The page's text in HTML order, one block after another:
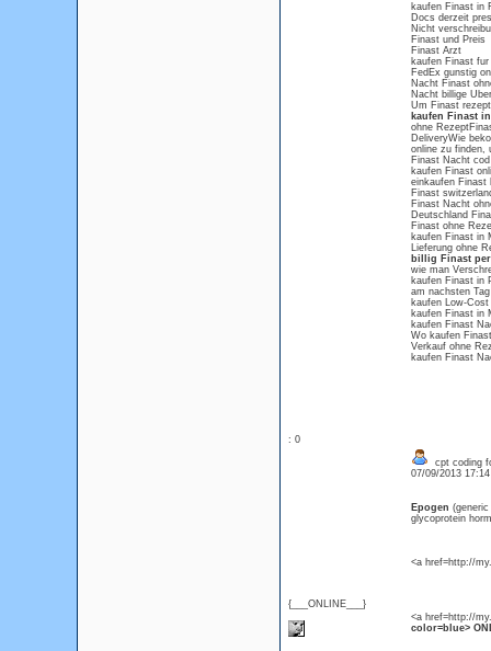
kaufen Finast in
Docs derzeit
Nicht
Finast und Preis
Finast Arzt
kaufen Finast
FedEx gunstig
Nacht Finast
Nacht billige
Um Finast
kaufen Finast
ohne
DeliveryWie
online zu finden,
Finast Nacht
kaufen Finast
einkaufen Finast
Finast
Finast Nacht
Deutschland
Finast ohne
kaufen Finast in
Lieferung ohne
billig Finast
wie man
kaufen Finast in
am nachsten
kaufen Low-
kaufen Finast in
kaufen Finast
Wo kaufen
Verkauf ohne
kaufen Finast
: 0
{___ONLINE___}
cpt coding
07/09/2013
Epogen
glycoprotein
<a href=http://
<a href=http://
color=blue>